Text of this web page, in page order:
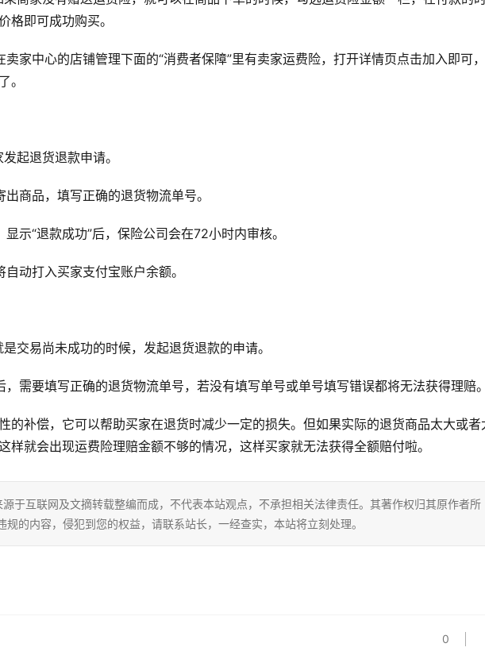
格即可成功购买。
家中心的店铺管理下面的“消费者保障”里有卖家运费险，打开详情页点击加入即可，
。
起退货退款申请。
商品，填写正确的退货物流单号。
示“退款成功”后，保险公司会在72小时内审核。
动打入买家支付宝账户余额。
交易尚未成功的时候，发起退货退款的申请。
需要填写正确的退货物流单号，若没有填写单号或单号填写错误都将无法获得理赔。
的补偿，它可以帮助买家在退货时减少一定的损失。但如果实际的退货商品太大或者
样就会出现运费险理赔金额不够的情况，这样买家就无法获得全额赔付啦。
于互联网及文摘转载整编而成，不代表本站观点，不承担相关法律责任。其著作权归其原作者所
的内容，侵犯到您的权益，请联系站长，一经查实，本站将立刻处理。
0